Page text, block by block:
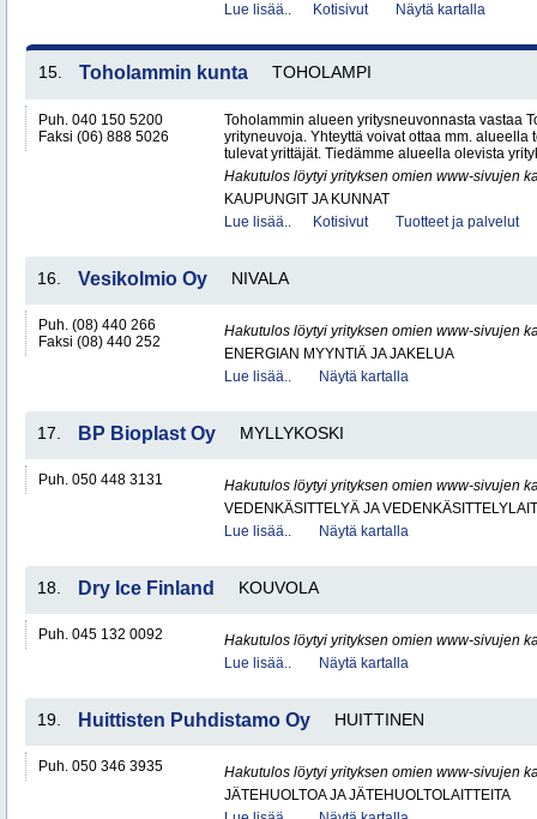
Lue lisää..
Kotisivut Näytä kartalla
15. Toholammin kunta TOHOLAMPI
Puh. 040 150 5200
Faksi (06) 888 5026
Toholammin alueen yritysneuvonnasta vastaa
yrityneuvoja. Yhteyttä voivat ottaa mm. alueella
tulevat yrittäjät. Tiedämme alueella olevista
Hakutulos löytyi yrityksen omien www-sivujen
KAUPUNGIT JA KUNNAT
Lue lisää..
Kotisivut Tuotteet ja palvelut
16. Vesikolmio Oy NIVALA
Puh. (08) 440 266
Faksi (08) 440 252
Hakutulos löytyi yrityksen omien www-sivujen
ENERGIAN MYYNTIÄ JA JAKELUA
Lue lisää..
Näytä kartalla
17. BP Bioplast Oy MYLLYKOSKI
Puh. 050 448 3131
Hakutulos löytyi yrityksen omien www-sivujen
VEDENKÄSITTELYÄ JA
Lue lisää..
Näytä kartalla
18. Dry Ice Finland KOUVOLA
Puh. 045 132 0092
Hakutulos löytyi yrityksen omien www-sivujen
Lue lisää..
Näytä kartalla
19. Huittisten Puhdistamo Oy HUITTINEN
Puh. 050 346 3935
Hakutulos löytyi yrityksen omien www-sivujen
JÄTEHUOLTOA JA JÄTEHUOLTOLAITTEITA